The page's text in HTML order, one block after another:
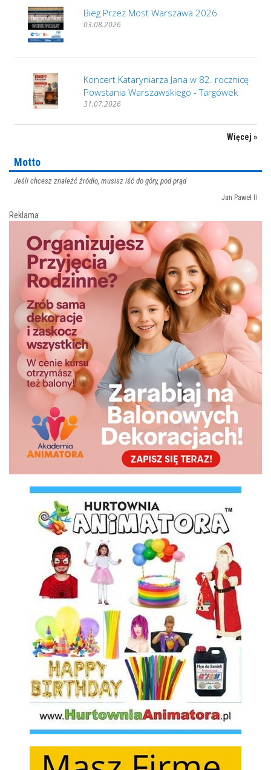
Bieg Przez Most Warszawa 2026
03.08.2026
Koncert Kataryniarza Jana w 82. rocznicę
Powstania Warszawskiego - Targówek
31.07.2026
Więcej »
Motto
Jeśli chcesz znaleźć źródło, musisz iść do góry, pod prąd
Jan Paweł II
Reklama